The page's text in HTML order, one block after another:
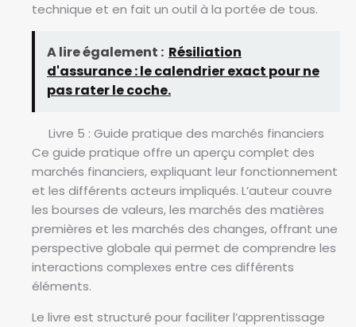
technique et en fait un outil à la portée de tous.
A lire également : Résiliation
d'assurance : le calendrier exact pour ne
pas rater le coche.
Livre 5 : Guide pratique des marchés financiers
Ce guide pratique offre un aperçu complet des
marchés financiers, expliquant leur fonctionnement
et les différents acteurs impliqués. L’auteur couvre
les bourses de valeurs, les marchés des matières
premières et les marchés des changes, offrant une
perspective globale qui permet de comprendre les
interactions complexes entre ces différents
éléments.
Le livre est structuré pour faciliter l’apprentissage